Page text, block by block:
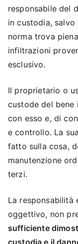
responsabile del
in custodia, salvo
norma trova
infiltrazioni
esclusivo.
Il proprietario o
custode del
con esso e, di
e controllo. La
fatto sulla cosa,
manutenzione
terzi.
La responsabilità
oggettivo, non
sufficiente
custodia e il